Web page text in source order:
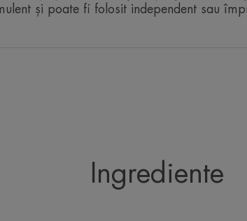
și poate fi folosit independent sau
Ingrediente